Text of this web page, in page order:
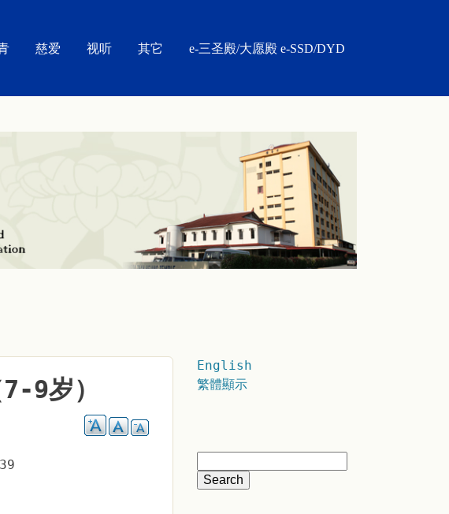
慈爱 视听 其它 e-三圣殿/大愿殿 e-SSD/DYD
9岁）
English
繁體顯示